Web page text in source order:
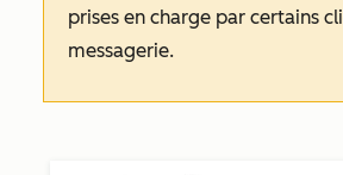
prises en charge par certains
messagerie.